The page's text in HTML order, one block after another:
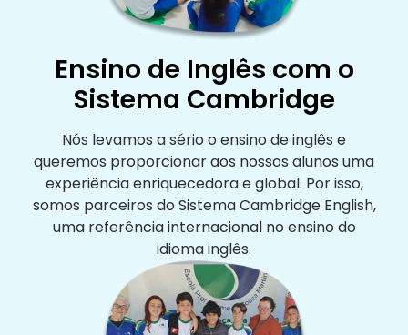
Ensino de Inglês com o
Sistema Cambridge
Nós levamos a sério o ensino de inglês e
queremos proporcionar aos nossos alunos uma
experiência enriquecedora e global. Por isso,
somos parceiros do Sistema Cambridge English,
uma referência internacional no ensino do
idioma inglês.